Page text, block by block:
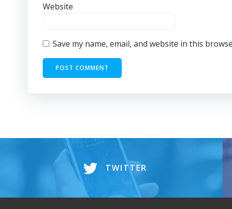
Website
Save my name, email, and website in this
TWITTER